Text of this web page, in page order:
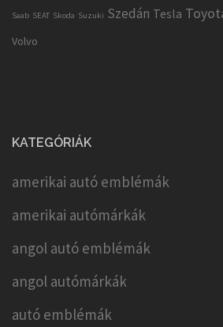
Saab SEAT Skoda Suzuki Szedán Tesla
Volvo
KATEGÓRIÁK
amerikai autó emblémák
amerikai autómárkák
angol autó emblémák
angol autómárkák
autó emblémák